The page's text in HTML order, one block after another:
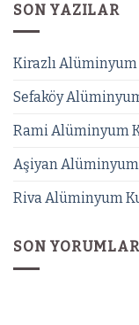
SON YAZILAR
Kirazlı
Sefaköy
Rami Alüminyum
Aşiyan
Riva Alüminyum
SON YORUMLAR